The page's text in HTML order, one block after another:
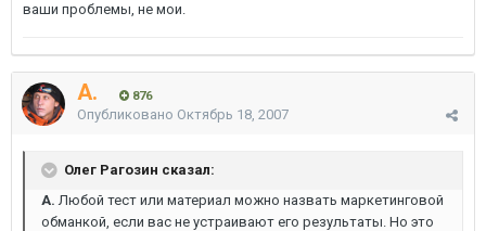
ваши проблемы, не мои.
A. 876
Опубликовано Октябрь 18, 2007
Олег Рагозин сказал:
A. Любой тест или материал можно назвать маркетинговой
обманкой, если вас не устраивают его результаты. Но это